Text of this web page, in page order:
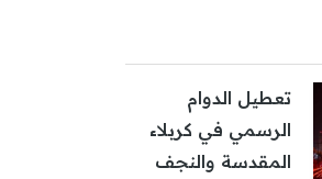
تعطيل الدوام
الرسمي في كربلاء
المقدسة والنجف